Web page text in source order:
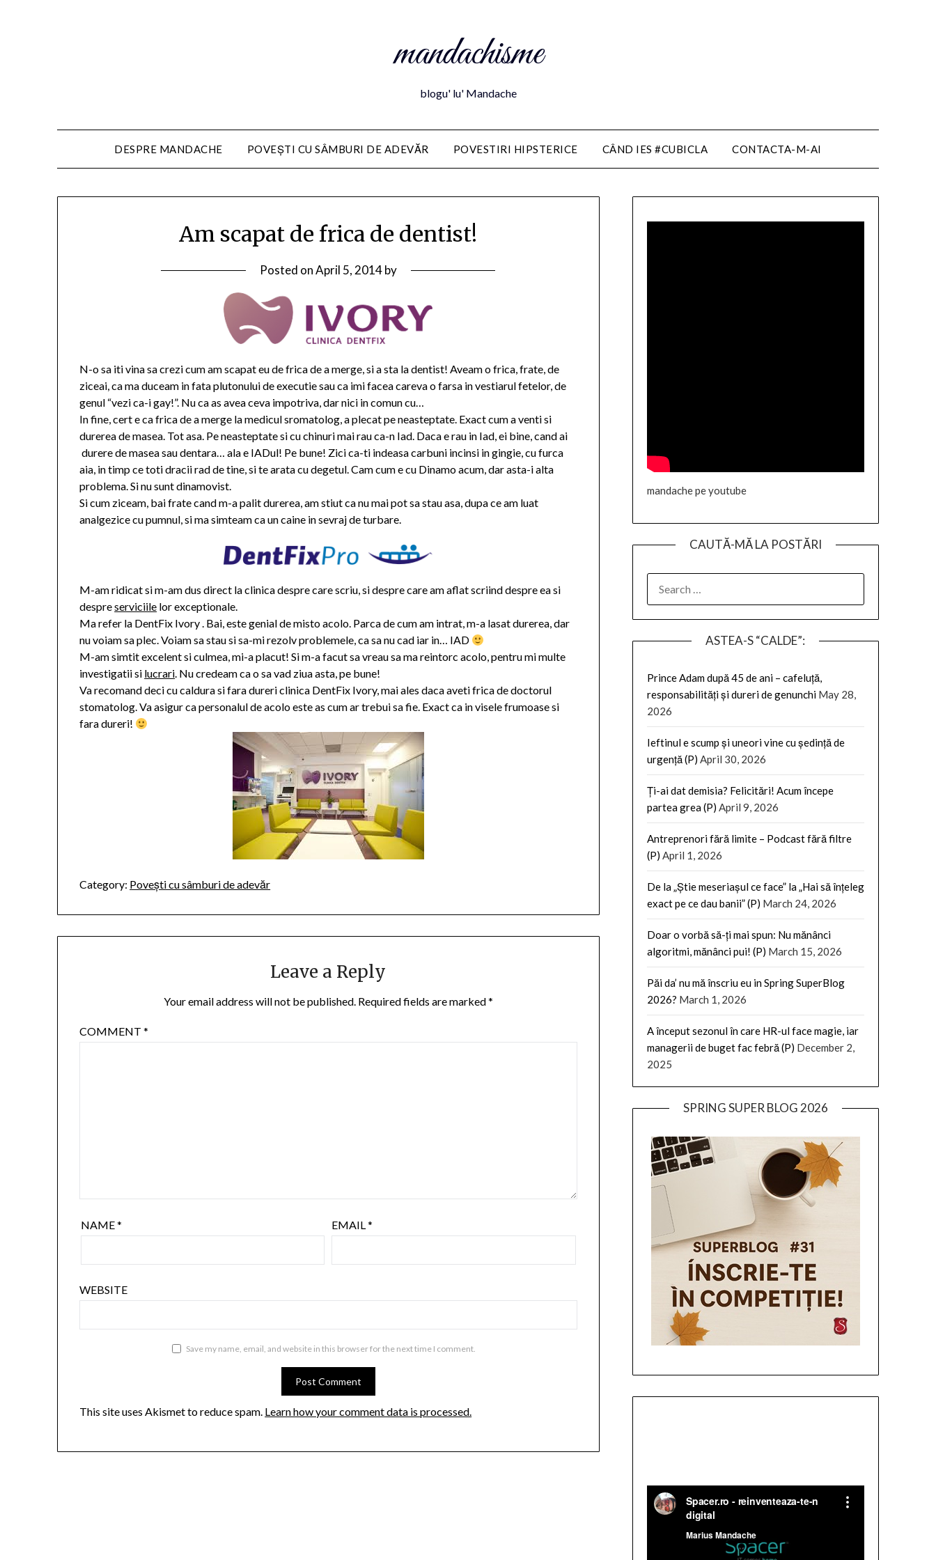
mandachisme
blogu' lu' Mandache
DESPRE MANDACHE POVEȘTI CU SÂMBURI DE ADEVĂR POVESTIRI HIPSTERICE CÂND IES #CUBICLA CONTACTA-M-AI
Am scapat de frica de dentist!
Posted onApril 5, 2014by
N-o sa iti vina sa crezi cum am scapat eu de frica de a merge, si a sta la dentist! Aveam o frica, frate, de
ziceai, ca ma duceam in fata plutonului de executie sau ca imi facea careva o farsa in vestiarul fetelor, de
genul “vezi ca-i gay!”. Nu ca as avea ceva impotriva, dar nici in comun cu…
In fine, cert e ca frica de a merge la medicul sromatolog, a plecat pe neasteptate. Exact cum a venti si
durerea de masea. Tot asa. Pe neasteptate si cu chinuri mai rau ca-n Iad. Daca e rau in Iad, ei bine, cand ai
durere de masea sau dentara… ala e IADul! Pe bune! Zici ca-ti indeasa carbuni incinsi in gingie, cu furca
aia, in timp ce toti dracii rad de tine, si te arata cu degetul. Cam cum e cu Dinamo acum, dar asta-i alta
problema. Si nu sunt dinamovist.
Si cum ziceam, bai frate cand m-a palit durerea, am stiut ca nu mai pot sa stau asa, dupa ce am luat
analgezice cu pumnul, si ma simteam ca un caine in sevraj de turbare.
M-am ridicat si m-am dus direct la clinica despre care scriu, si despre care am aflat scriind despre ea si
despreserviciile lor exceptionale.
Ma refer la DentFix Ivory . Bai, este genial de misto acolo. Parca de cum am intrat, m-a lasat durerea, dar
nu voiam sa plec. Voiam sa stau si sa-mi rezolv problemele, ca sa nu cad iar in… IAD
M-am simtit excelent si culmea, mi-a placut! Si m-a facut sa vreau sa ma reintorc acolo, pentru mi multe
investigatii si lucrari. Nu credeam ca o sa vad ziua asta, pe bune!
Va recomand deci cu caldura si fara dureri clinica DentFix Ivory, mai ales daca aveti frica de doctorul
stomatolog. Va asigur ca personalul de acolo este as cum ar trebui sa fie. Exact ca in visele frumoase si
fara dureri!
Category: Povești cu sâmburi de adevăr
Leave a Reply
Your email address will not be published. Required fields are marked*
COMMENT*
NAME* EMAIL*
WEBSITE
Save my name, email, and website in this browser for the next time I comment.
This site uses Akismet to reduce spam. Learn how your comment data is processed.
mandache pe youtube
CAUTĂ-MĂ LA POSTĂRI
FOR:
ASTEA-S “CALDE”:
Prince Adam după 45 de ani – cafeluță,
responsabilități și dureri de genunchi May 28,
2026
Ieftinul e scump și uneori vine cu ședință de
urgență (P) April 30, 2026
Ți-ai dat demisia? Felicitări! Acum începe
partea grea (P) April 9, 2026
Antreprenori fără limite – Podcast fără filtre
(P) April 1, 2026
De la „Știe meseriașul ce face” la „Hai să înțeleg
exact pe ce dau banii” (P) March 24, 2026
Doar o vorbă să-ți mai spun: Nu mănânci
algoritmi, mănânci pui! (P) March 15, 2026
Păi da’ nu mă înscriu eu in Spring SuperBlog
2026? March 1, 2026
A început sezonul în care HR-ul face magie, iar
managerii de buget fac febră (P) December 2,
2025
SPRING SUPER BLOG 2026